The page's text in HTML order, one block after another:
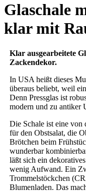
Glaschale
klar mit
Klar ausgearbeitete
Zackendekor.
In USA heißt dieses
überaus beliebt, weil
Denn Pressglas ist
modern und zu antiker
Die Schale ist eine von
für den Obstsalat, die
Brötchen beim
wunderbar
läßt sich ein
wenig Aufwand. Ein
Trommelstöckchen
Blumenladen. Das